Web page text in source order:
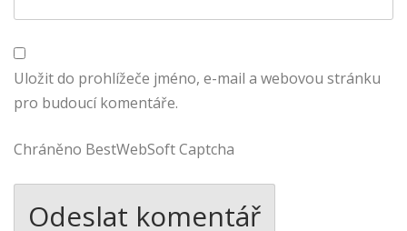
Uložit do prohlížeče jméno, e-mail a webovou stránku
pro budoucí komentáře.
Chráněno BestWebSoft Captcha